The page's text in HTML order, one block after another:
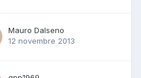
Mauro Dalseno
12 novembre 2013